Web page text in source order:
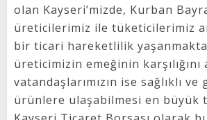
olan Kayseri’mizde, Kurban
üreticilerimiz ile tüketicilerimiz
bir ticari hareketlilik
üreticimizin emeğinin karşılığını
vatandaşlarımızın ise sağlıklı
ürünlere ulaşabilmesi en büyük